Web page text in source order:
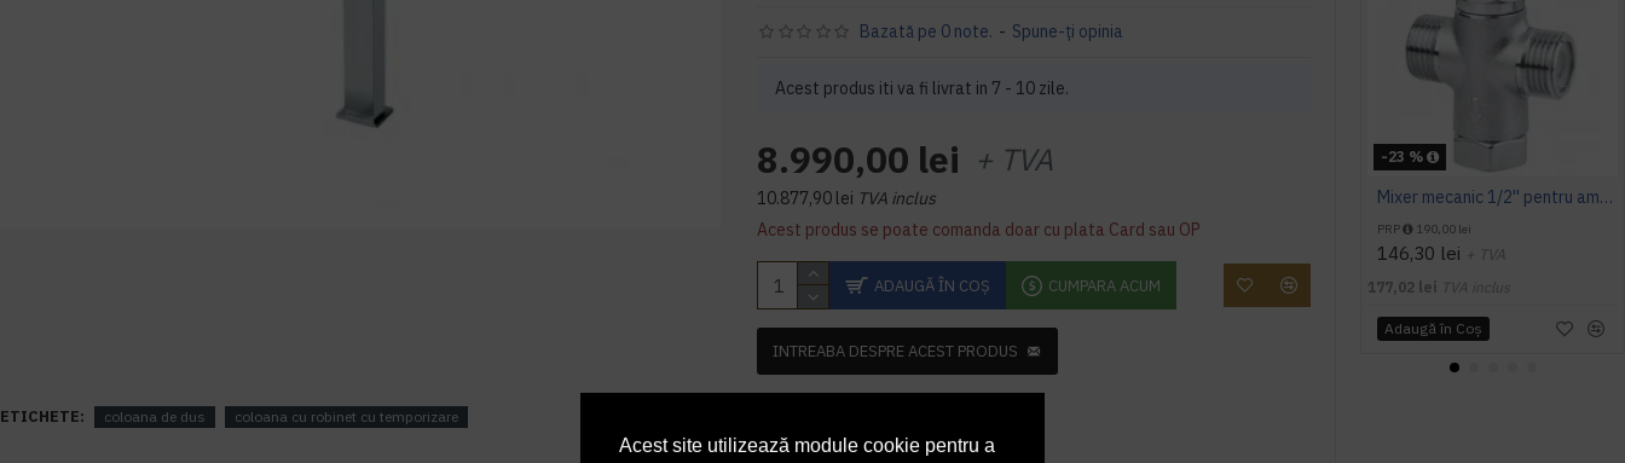
Acest site utilizează module cookie pentru a
Acest produs iti va fi livrat in 7 - 10 zile.
Bazată pe 0 note. - Spune-ţi opinia
8.990,00 lei + TVA
10.877,90 lei TVA inclus
Acest produs se poate comanda doar cu plata Card sau OP
ADAUGĂ ÎN COŞ CUMPARA ACUM
INTREABA DESPRE ACEST PRODUS
ETICHETE: coloana de dus coloana cu robinet cu temporizare
-23 %
Mixer mecanic 1/2'' pentru amestec apa calda - rece, Idral
PRP 190,00 lei
146,30 lei + TVA
177,02 lei TVA inclus
Adaugă în Coş